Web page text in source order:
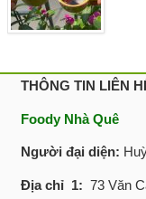
THÔNG TIN LIÊN
Foody Nhà Quê
Người đại diện:
Địa chỉ 1: 73 Văn